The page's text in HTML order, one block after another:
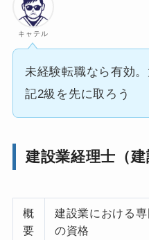
キャテル
未経験転職なら有効
記2級を先に取ろう
建設業経理士（建
概
要
建設業における
の資格